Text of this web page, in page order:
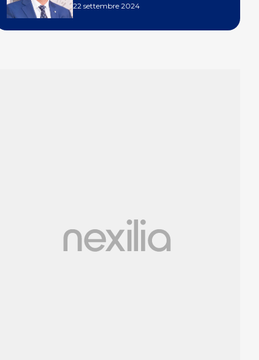
22 settembre 2024